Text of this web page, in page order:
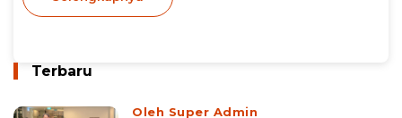
Terbaru
Oleh Super Admin